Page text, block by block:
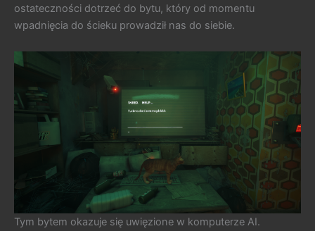
ostateczności dotrzeć do bytu, który od momentu
wpadnięcia do ścieku prowadził nas do siebie.
Tym bytem okazuje się uwięzione w komputerze AI.